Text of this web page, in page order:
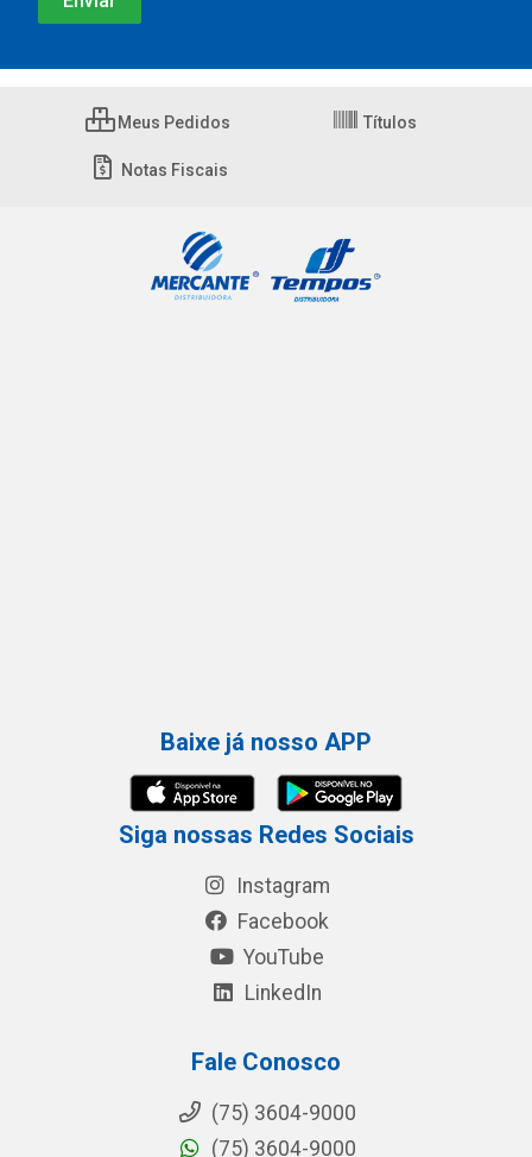
Meus Pedidos Títulos
Notas Fiscais
Baixe já nosso APP
Siga nossas Redes Sociais
Instagram
Facebook
YouTube
LinkedIn
Fale Conosco
(75) 3604-9000
(75) 3604-9000